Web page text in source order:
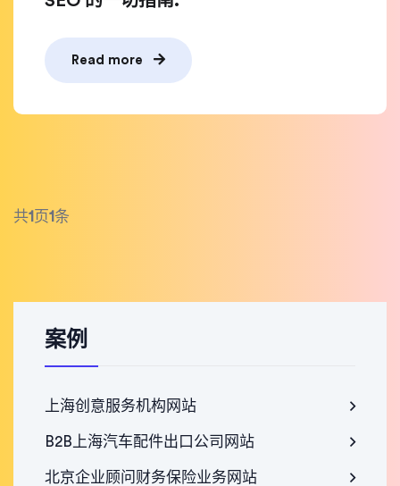
Read more
共1 页1条
案例
上海创意服务机构网站
B2B上海汽车配件出口公司网站
北京企业顾问财务保险业务网站